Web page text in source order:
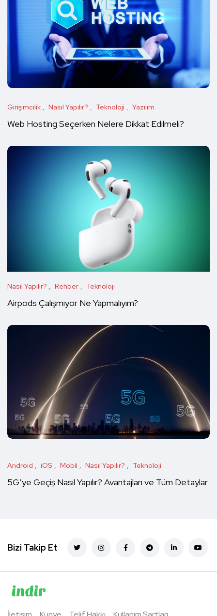
Girişimcilik Nasıl Yapılır? Teknoloji Yazılım
Web Hosting Seçerken Nelere Dikkat Edilmeli?
Nasıl Yapılır? Rehber Teknoloji
Airpods Çalışmıyor Ne Yapmalıyım?
Android iOS Mobil Nasıl Yapılır? Teknoloji
5G’ye Geçiş Nasıl Yapılır? Avantajları ve Tüm Detaylar
Bizi Takip Et